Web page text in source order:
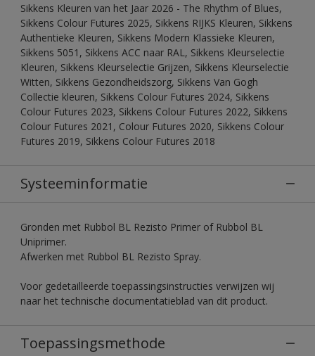
Sikkens Kleuren van het Jaar 2026 - The Rhythm of Blues,
Sikkens Colour Futures 2025, Sikkens RIJKS Kleuren, Sikkens
Authentieke Kleuren, Sikkens Modern Klassieke Kleuren,
Sikkens 5051, Sikkens ACC naar RAL, Sikkens Kleurselectie
Kleuren, Sikkens Kleurselectie Grijzen, Sikkens Kleurselectie
Witten, Sikkens Gezondheidszorg, Sikkens Van Gogh
Collectie kleuren, Sikkens Colour Futures 2024, Sikkens
Colour Futures 2023, Sikkens Colour Futures 2022, Sikkens
Colour Futures 2021, Colour Futures 2020, Sikkens Colour
Futures 2019, Sikkens Colour Futures 2018
Systeeminformatie
Gronden met Rubbol BL Rezisto Primer of Rubbol BL
Uniprimer.
Afwerken met Rubbol BL Rezisto Spray.
Voor gedetailleerde toepassingsinstructies verwijzen wij
naar het technische documentatieblad van dit product.
Toepassingsmethode